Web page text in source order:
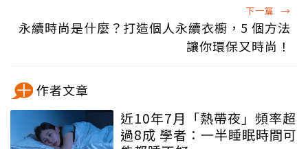
下一篇 →
永續時尚是什麼？打造個人永續衣櫥，5 個方法
讓你環保又時尚！
作者文章
近10年7月「熱帶夜」頻率超
過8成 學者：一半睡眠時間可